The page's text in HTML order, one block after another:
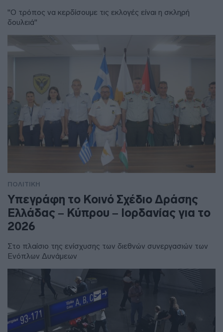
"Ο τρόπος να κερδίσουμε τις εκλογές είναι η σκληρή
δουλειά"
ΠΟΛΙΤΙΚΗ
Υπεγράφη το Κοινό Σχέδιο Δράσης
Ελλάδας – Κύπρου – Ιορδανίας για το
2026
Στο πλαίσιο της ενίσχυσης των διεθνών συνεργασιών των
Ενόπλων Δυνάμεων